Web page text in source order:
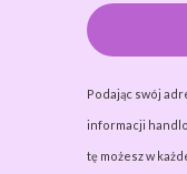
Podając swój
informacji
tę możesz w